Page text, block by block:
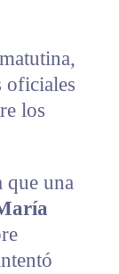
oficiales
los
que una